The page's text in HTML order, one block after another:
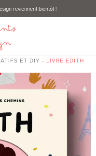
reviennent bientôt !
ET DIY - LIVRE EDITH